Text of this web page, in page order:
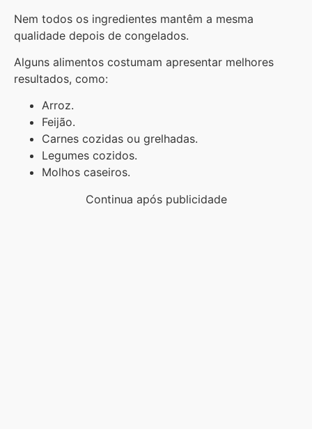
Nem todos os ingredientes mantêm a mesma
qualidade depois de congelados.
Alguns alimentos costumam apresentar melhores
resultados, como:
Arroz.
Feijão.
Carnes cozidas ou grelhadas.
Legumes cozidos.
Molhos caseiros.
Continua após publicidade